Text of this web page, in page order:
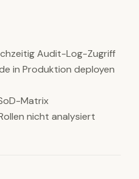
Audit-Log-Zugriff
in Produktion deployen
Matrix
nicht analysiert